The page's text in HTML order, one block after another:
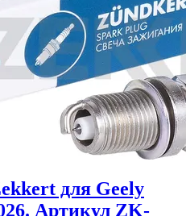
для Geely
Артикул ZK-